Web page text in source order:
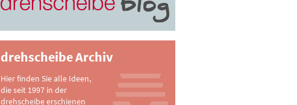
drehscheibe Archiv
Hier finden Sie alle Ideen,
die seit 1997 in der
drehscheibe erschienen